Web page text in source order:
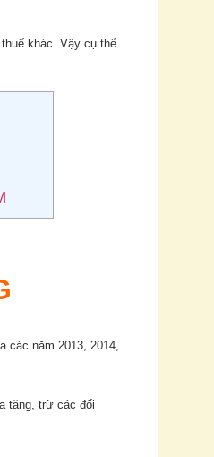
khác. Vậy cụ thể
các năm 2013, 2014,
tăng, trừ các đối